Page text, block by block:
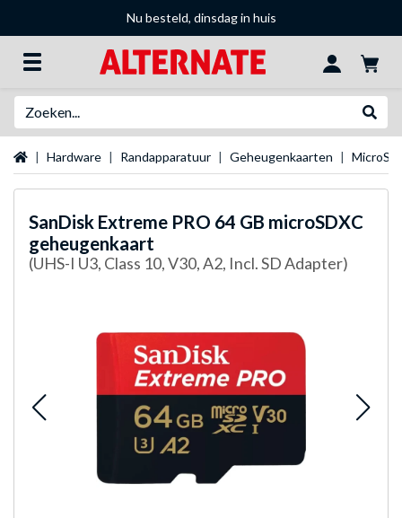
Nu besteld, dinsdag in huis
Startpagina
Hardware Randapparatuur Geheugenkaarten
SanDisk Extreme PRO 64 GB microSDXC
geheugenkaart
(UHS-I U3, Class 10, V30, A2, Incl. SD Adapter)